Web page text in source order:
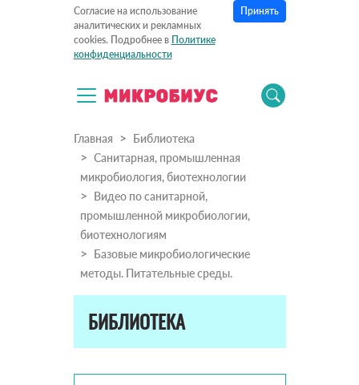
Согласие на использование
аналитических и рекламных
cookies. Подробнее в Политике
конфиденциальности
Принять
Главная
Библиотека
Санитарная, промышленная
микробиология, биотехнологии
Видео по санитарной,
промышленной микробиологии,
биотехнологиям
Базовые микробиологические
методы. Питательные среды.
БИБЛИОТЕКА